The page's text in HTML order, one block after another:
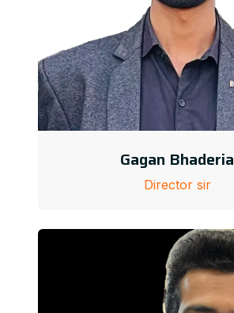
Gagan Bhaderia
Director sir